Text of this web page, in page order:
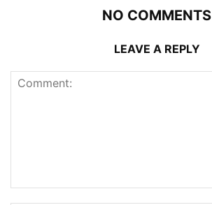
NO COMMENTS
LEAVE A REPLY